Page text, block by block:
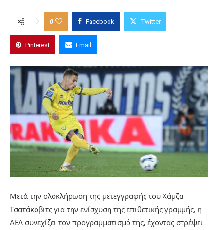
0 Facebook Twitter
Pinterest Email
Μετά την ολοκλήρωση της μετεγγραφής του Χάμζα
Τσατάκοβιτς για την ενίσχυση της επιθετικής γραμμής, η
ΑΕΛ συνεχίζει τον προγραμματισμό της, έχοντας στρέψει